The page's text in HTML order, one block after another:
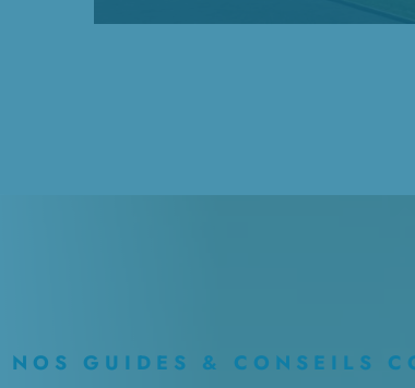
NOS GUIDES & CONSEILS